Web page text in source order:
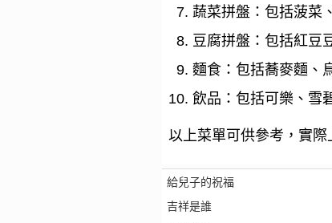
蔬菜拼盤：包括菠菜
豆腐拼盤：包括紅豆
麵食：包括蕎麥麵、
飲品：包括可樂、雪
以上菜單可供參考，實際
給兒子的祝福
吉祥是誰